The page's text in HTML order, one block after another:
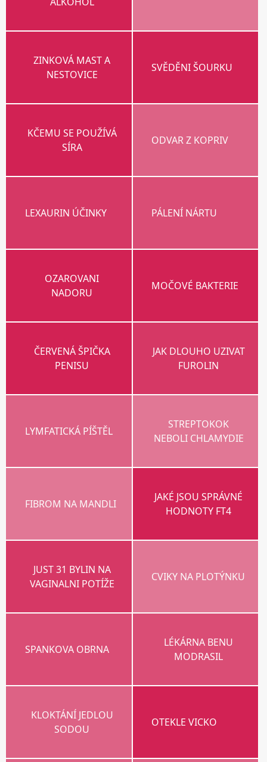
ZINKOVÁ MAST A
NESTOVICE
SVĚDĚNI ŠOURKU
KČEMU SE POUŽÍVÁ
SÍRA
ODVAR Z KOPRIV
LEXAURIN ÚČINKY PÁLENÍ NÁRTU
OZAROVANI
NADORU
MOČOVÉ BAKTERIE
ČERVENÁ ŠPIČKA
PENISU
JAK DLOUHO UZIVAT
FUROLIN
LYMFATICKÁ PÍŠTĚL
STREPTOKOK
NEBOLI CHLAMYDIE
FIBROM NA MANDLI
JAKÉ JSOU SPRÁVNÉ
HODNOTY FT4
JUST 31 BYLIN NA
VAGINALNI POTÍŽE
CVIKY NA PLOTÝNKU
SPANKOVA OBRNA
LÉKÁRNA BENU
MODRASIL
KLOKTÁNÍ JEDLOU
SODOU
OTEKLE VICKO